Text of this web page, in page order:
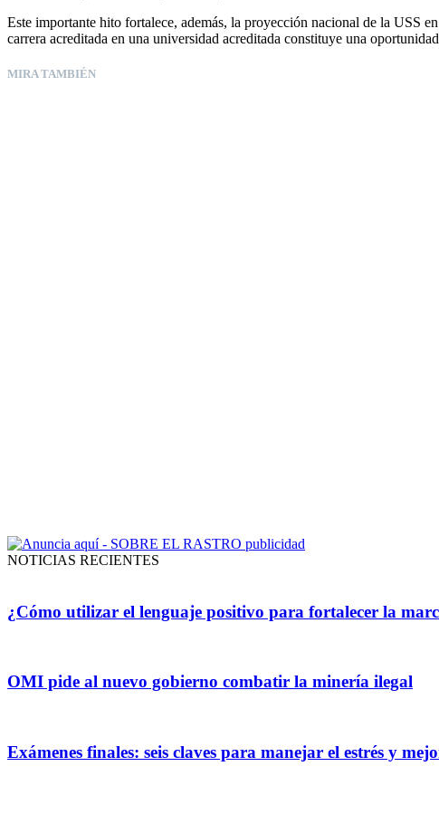
Este importante hito fortalece, además, la proyección nacional de la USS
carrera acreditada en una universidad acreditada constituye una
MIRA TAMBIÉN
NOTICIAS RECIENTES
¿Cómo utilizar el lenguaje positivo para fortalecer la
OMI pide al nuevo gobierno combatir la minería ilegal
Exámenes finales: seis claves para manejar el estrés y